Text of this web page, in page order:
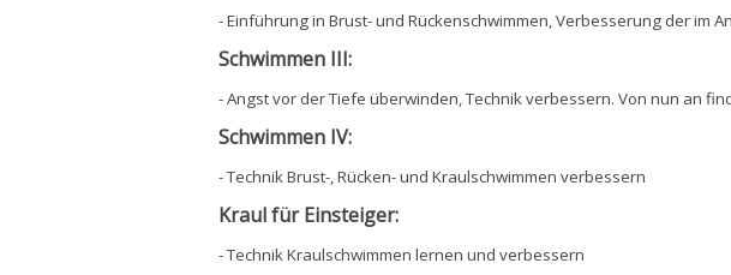
- Einführung in Brust- und Rückenschwimmen, Verbesserung der im
Schwimmen III:
- Angst vor der Tiefe überwinden, Technik verbessern. Von nun an
Schwimmen IV:
- Technik Brust-, Rücken- und Kraulschwimmen verbessern
Kraul für Einsteiger:
- Technik Kraulschwimmen lernen und verbessern